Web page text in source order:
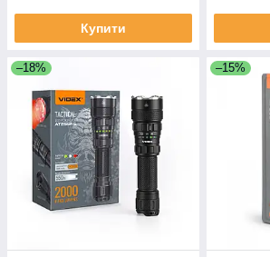
Купити
–18% –15%